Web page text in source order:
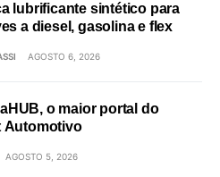
lubrificante sintético para
a diesel, gasolina e flex
AGOSTO 6, 2026
o maior portal do
Automotivo
AGOSTO 5, 2026